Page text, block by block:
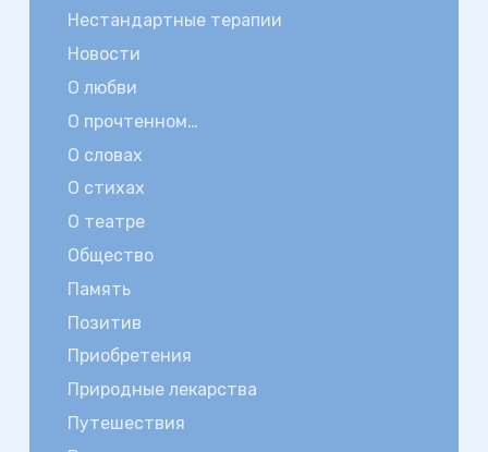
Нестандартные терапии
Новости
О любви
О прочтенном…
О словах
О стихах
О театре
Общество
Память
Позитив
Приобретения
Природные лекарства
Путешествия